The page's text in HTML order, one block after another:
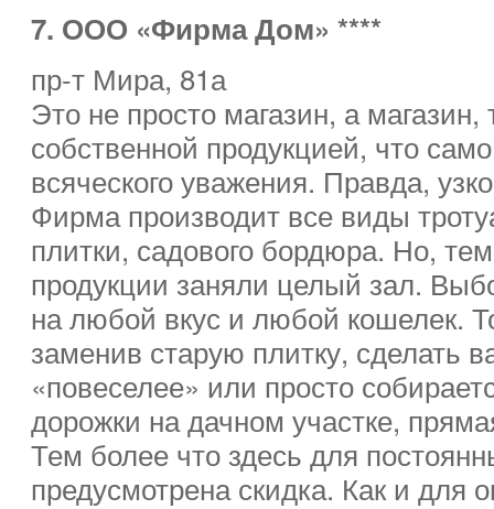
7. ООО «Фирма Дом» ****
пр-т Мира, 81а
Это не просто магазин, а
собственной продукцией, что
всяческого уважения. Правда,
Фирма производит все виды
плитки, садового бордюра. Но,
продукции заняли целый зал.
на любой вкус и любой кошелек.
заменив старую плитку, сделать
«повеселее» или просто
дорожки на дачном участке,
Тем более что здесь для
предусмотрена скидка. Как и для